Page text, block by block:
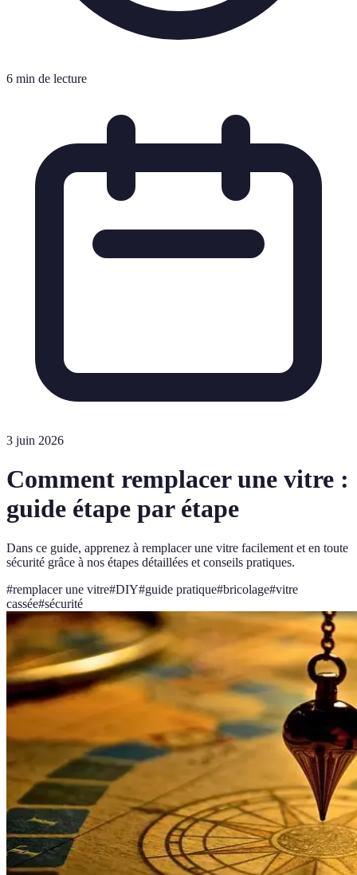
6 min de lecture
3 juin 2026
Comment remplacer une vitre :
guide étape par étape
Dans ce guide, apprenez à remplacer une vitre facilement et en toute
sécurité grâce à nos étapes détaillées et conseils pratiques.
#remplacer une vitre#DIY#guide pratique#bricolage#vitre
cassée#sécurité